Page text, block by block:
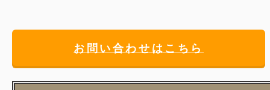
お問い合わせはこちら